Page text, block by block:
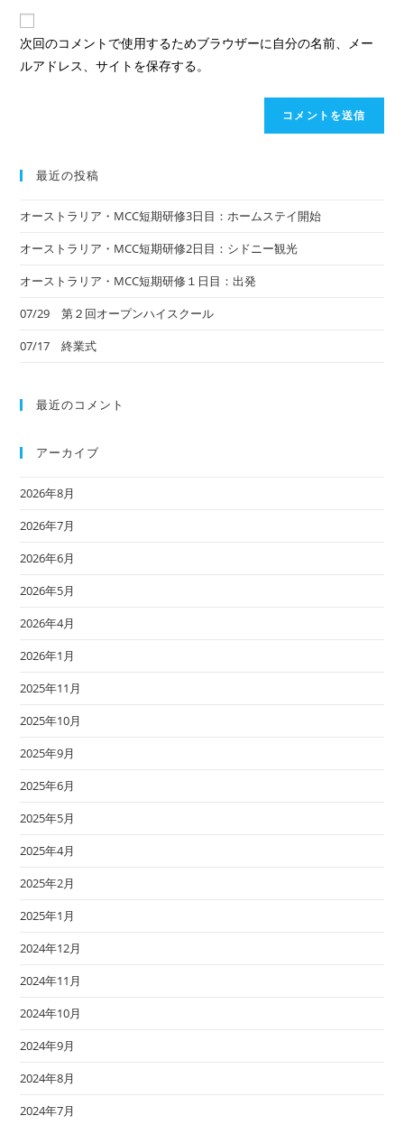
前
ま
た
ー
を
入
し
て
だ
い
レ
ス
を
コ
ン
ト
イ
ト
の
し
く
さ
い。
次回のコメントで使用するためブラウザーに自分の名前、メー
ルアドレス、サイトを保存する。
最近の投稿
オーストラリア・MCC短期研修3日目：ホームステイ開始
オーストラリア・MCC短期研修2日目：シドニー観光
オーストラリア・MCC短期研修１日目：出発
07/29 第２回オープンハイスクール
07/17 終業式
最近のコメント
アーカイブ
2026年8月
2026年7月
2026年6月
2026年5月
2026年4月
2026年1月
2025年11月
2025年10月
2025年9月
2025年6月
2025年5月
2025年4月
2025年2月
2025年1月
2024年12月
2024年11月
2024年10月
2024年9月
2024年8月
2024年7月